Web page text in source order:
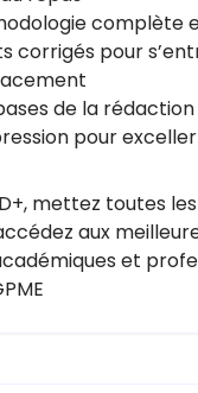
complète
corrigés pour
de la
pour
mettez toutes
aux
et